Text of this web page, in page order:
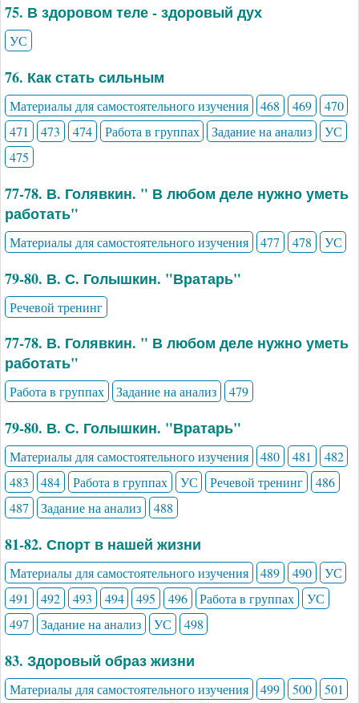
75. В здоровом теле - здоровый дух
УС
76. Как стать сильным
Материалы для самостоятельного изучения 468 469
470
471
473 474 Работа в группах Задание на анализ
УС
475
77-78. В. Голявкин. " В любом деле нужно уметь
работать"
Материалы для самостоятельного изучения 477 478 УС
79-80. В. С. Голышкин. "Вратарь"
Речевой тренинг
77-78. В. Голявкин. " В любом деле нужно уметь
работать"
Работа в группах Задание на анализ 479
79-80. В. С. Голышкин. "Вратарь"
Материалы для самостоятельного изучения 480 481
482
483
484 Работа в группах УС Речевой тренинг
486
487
Задание на анализ 488
81-82. Спорт в нашей жизни
Материалы для самостоятельного изучения 489 490
УС
491
492 493 494 495 496 Работа в группах
УС
497
Задание на анализ УС 498
83. Здоровый образ жизни
Материалы для самостоятельного изучения 499 500
501